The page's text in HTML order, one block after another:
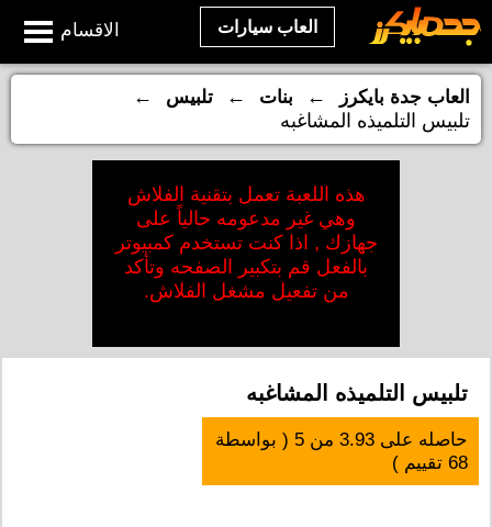
الاقسام العاب سيارات
العاب جدة بايكرز ← بنات ← تلبيس
←
تلبيس التلميذه المشاغبه
هذه اللعبة تعمل بتقنية الفلاش
وهي غير مدعومه حالياً على
جهازك , اذا كنت تستخدم كمبيوتر
بالفعل قم بتكبير الصفحه وتأكد
من تفعيل مشغل الفلاش.
تلبيس التلميذه المشاغبه
حاصله على3.93 من5 ( بواسطة
68 تقييم )